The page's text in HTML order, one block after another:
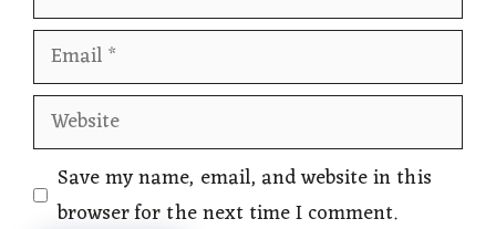
Email
Website
Save my name, email, and website in this
browser for the next time I comment.